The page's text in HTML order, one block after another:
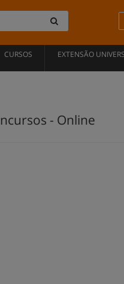
CURSOS EXTENSÃO
- Online